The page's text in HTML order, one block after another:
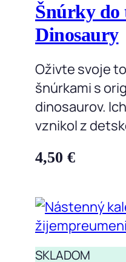
Šnúrky do
Dinosaury
Oživte svoje
šnúrkami s
dinosaurov.
vznikol z
4,50 €
SKLADOM